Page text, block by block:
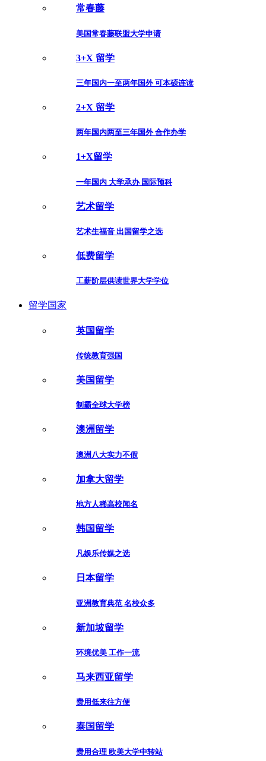
常春藤
美国常春藤联盟大学申请
3+X 留学
三年国内一至两年国外 可本硕连读
2+X 留学
两年国内两至三年国外 合作办学
1+X留学
一年国内 大学承办 国际预科
艺术留学
艺术生福音 出国留学之选
低费留学
工薪阶层供读世界大学学位
留学国家
英国留学
传统教育强国
美国留学
制霸全球大学榜
澳洲留学
澳洲八大实力不假
加拿大留学
地方人稀高校闻名
韩国留学
凡娱乐传媒之选
日本留学
亚洲教育典范 名校众多
新加坡留学
环境优美 工作一流
马来西亚留学
费用低来往方便
泰国留学
费用合理 欧美大学中转站